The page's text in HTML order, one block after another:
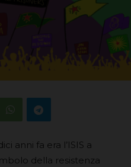
anni fa era l’ISIS a
della resistenza